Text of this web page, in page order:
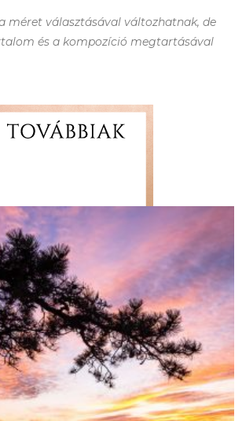
méret választásával változhatnak, de
és a kompozíció megtartásával